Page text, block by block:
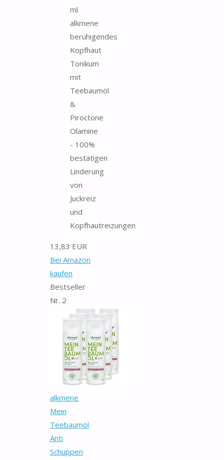
ml
alkmene
beruhigendes
Kopfhaut
Tonikum
mit
Teebaumöl
&
Piroctone
Olamine
- 100%
bestätigen
Linderung
von
Juckreiz
und
Kopfhautreizungen
13,83 EUR
Bei Amazon
kaufen
Bestseller
Nr. 2
alkmene
Mein
Teebaumöl
Anti
Schuppen